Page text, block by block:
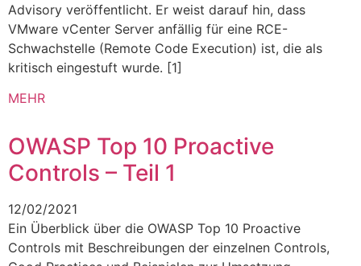
Advisory veröffentlicht. Er weist darauf hin, dass
VMware vCenter Server anfällig für eine RCE-
Schwachstelle (Remote Code Execution) ist, die als
kritisch eingestuft wurde. [1]
MEHR
OWASP Top 10 Proactive
Controls – Teil 1
12/02/2021
Ein Überblick über die OWASP Top 10 Proactive
Controls mit Beschreibungen der einzelnen Controls,